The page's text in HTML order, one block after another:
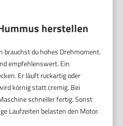
herstellen
brauchst du hohes Drehmoment.
empfehlenswert. Ein
Er läuft ruckartig oder
körnig statt cremig. Bei
schneller fertig. Sonst
Laufzeiten belasten den Motor.